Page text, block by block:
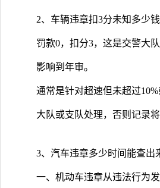
2、车辆违章扣3分未知多少
罚款0，扣分3，这是交警大
影响到年审。
通常是针对超速但未超过
大队或支队处理，否则记录
3、汽车违章多少时间能查出
一、机动车违章从违法行为